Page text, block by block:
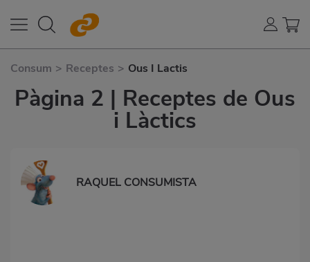
Consum > Receptes > Ous I Lactis
Pàgina 2 | Receptes de Ous
i Làctics
RAQUEL CONSUMISTA